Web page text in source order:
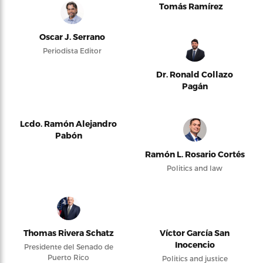
Oscar J. Serrano
Periodista Editor
Tomás Ramírez
Dr. Ronald Collazo
Pagán
Lcdo. Ramón Alejandro
Pabón
Ramón L. Rosario Cortés
Politics and law
Thomas Rivera Schatz
Presidente del Senado de
Puerto Rico
Víctor García San
Inocencio
Politics and justice